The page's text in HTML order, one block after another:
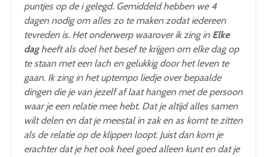
puntjes op de i gelegd. Gemiddeld hebben we 4
dagen nodig om alles zo te maken zodat iedereen
tevreden is. Het onderwerp waarover ik zing inElke
dagheeft als doel het besef te krijgen om elke dag op
te staan met een lach en gelukkig door het leven te
gaan. Ik zing in het uptempo liedje over bepaalde
dingen die je van jezelf af laat hangen met de persoon
waar je een relatie mee hebt. Dat je altijd alles samen
wilt delen en dat je meestal in zak en as komt te zitten
als de relatie op de klippen loopt. Juist dan kom je
erachter dat je het ook heel goed alleen kunt en dat je